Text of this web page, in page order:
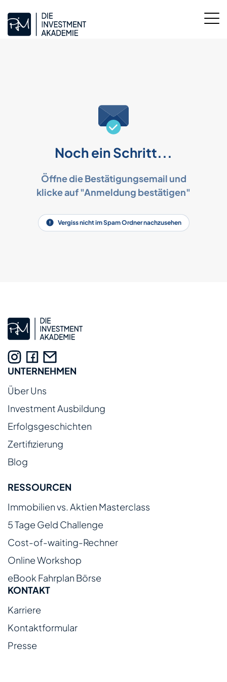
Noch ein Schritt...
Öffne die Bestätigungsemail und
klicke auf "Anmeldung bestätigen"
Vergiss nicht im Spam Ordner nachzusehen
UNTERNEHMEN
Über Uns
Investment Ausbildung
Erfolgsgeschichten
Zertifizierung
Blog
RESSOURCEN
Immobilien vs. Aktien Masterclass
5 Tage Geld Challenge
Cost-of-waiting-Rechner
Online Workshop
eBook Fahrplan Börse
KONTAKT
Karriere
Kontaktformular
Presse